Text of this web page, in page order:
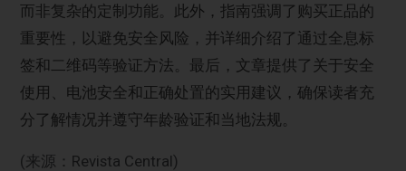
而非复杂的定制功能。此外，指南强调了购买正品的
重要性，以避免安全风险，并详细介绍了通过全息标
签和二维码等验证方法。最后，文章提供了关于安全
使用、电池安全和正确处置的实用建议，确保读者充
分了解情况并遵守年龄验证和当地法规。
(来源：Revista Central)